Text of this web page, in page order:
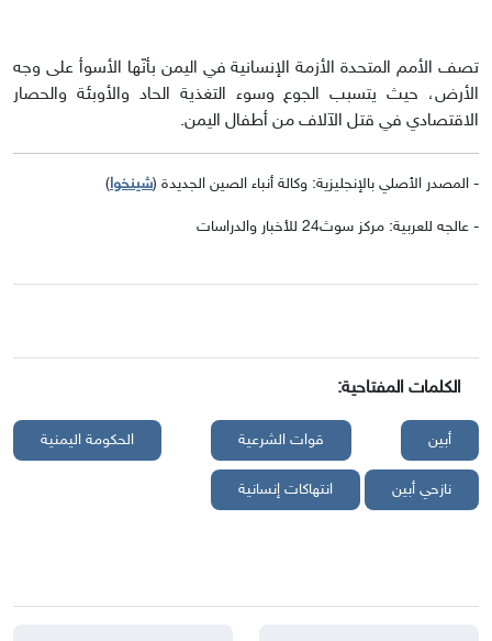
تصف الأمم المتحدة الأزمة الإنسانية في اليمن بأنّها الأسوأ على وجه
الأرض، حيث يتسبب الجوع وسوء التغذية الحاد والأوبئة والحصار
الاقتصادي في قتل الآلاف من أطفال اليمن.
- المصدر الأصلي بالإنجليزية: وكالة أنباء الصين الجديدة (شينخوا)
- عالجه للعربية: مركز سوث24 للأخبار والدراسات
الكلمات المفتاحية:
أبين قوات الشرعية الحكومة اليمنية
نازحي أبين انتهاكات إنسانية